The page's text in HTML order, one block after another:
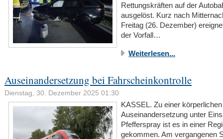
Rettungskräften auf der
ausgelöst. Kurz nach
Freitag (26. Dezember)
der Vorfall…
Weiterlesen...
Auseinandersetzung bei Fahrscheinkontrolle
Dienstag, 30. Dezember 2025 01:30
KASSEL. Zu einer körperlichen
Auseinandersetzung unter
Pfefferspray ist es in einer
gekommen. Am vergangenen